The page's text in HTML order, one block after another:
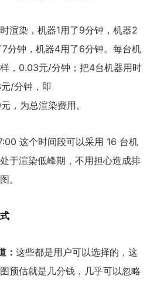
渲染，机器1用了9分钟，机器2
分钟，机器4用了6分钟。每台机
，0.03元/分钟；把4台机器用时
/分钟，即
为总渲染费用。
这个时间段可以采用 16 台机
于渲染低峰期，不用担心造成排
。
： 这些都是用户可以选择的，这
预估就是几分钱，几乎可以忽略